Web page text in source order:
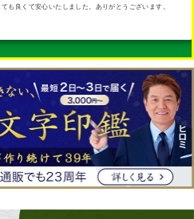
かりました。ありがとうございます。